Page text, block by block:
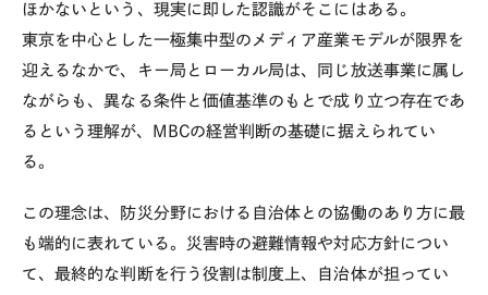
ほかないという、現実に即した認識がそこにはある。
東京を中心とした一極集中型のメディア産業モデルが限界を
迎えるなかで、キー局とローカル局は、同じ放送事業に属し
ながらも、異なる条件と価値基準のもとで成り立つ存在であ
るという理解が、
MBCの経営判断の基礎に据えられてい
る。
この理念は、防災分野における自治体との協働のあり方に最
も端的に表れている。災害時の避難情報や対応方針につい
て、最終的な判断を行う役割は制度上、自治体が担ってい